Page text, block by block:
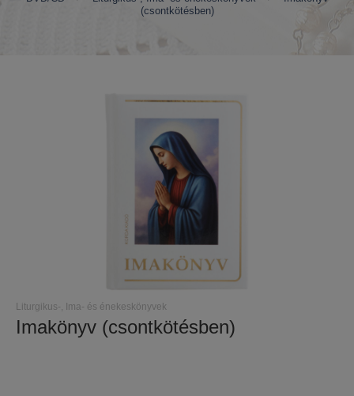
(csontkötésben)
Liturgikus-, Ima- és énekeskönyvek
Imakönyv (csontkötésben)